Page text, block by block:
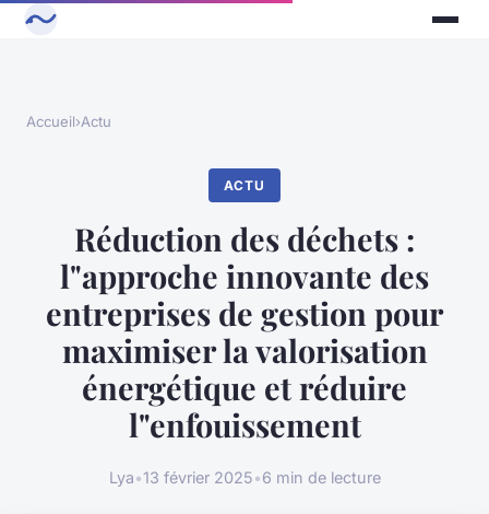
Accueil›Actu
ACTU
Réduction des déchets :
l"approche innovante des
entreprises de gestion pour
maximiser la valorisation
énergétique et réduire
l"enfouissement
Lya•13 février 2025•6 min de lecture